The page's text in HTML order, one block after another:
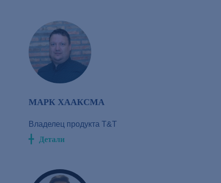
МАРК ХААКСМА
Владелец продукта T&T
Детали